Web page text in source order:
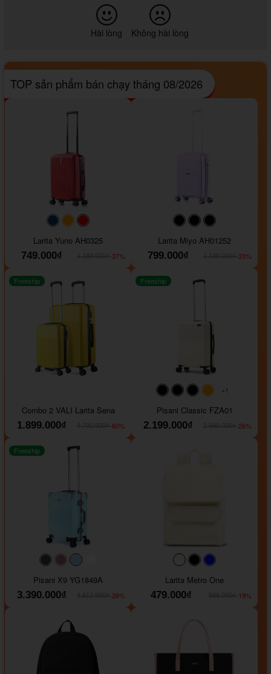
Hài lòng Không hài lòng
TOP sản phẩm bán chạy tháng 08/2026
#093f69#ffa500
Larita Yuno AH0325
749.000₫
-37%
#000000#000000
Larita Miyo AH01252
799.000₫
-33%
Freeship
Combo 2 VALI Larita Sena
1.899.000₫
-60%
#000000#000000
#000000
#ffa500
+1
Freeship
Pisani Classic FZA01
2.199.000₫
-26%
#40454a#b76e79
#9ad8e7
Freeship
Pisani X9 YG1849A
3.390.000₫
-26%
#faf0e6#000000
Larita Metro One
479.000₫
-19%